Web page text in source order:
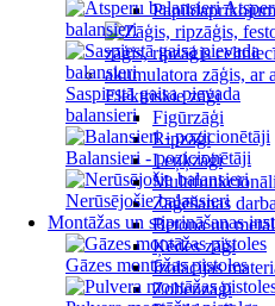
balansieri
Saspiestā gaisa pievada
balansieri
Balansieri - pozicionētāji
Nerūsējošie balansieri
Montāžas un stiprināšanas
Gāzes montāžas pistoles
Elektriskie zāģi
Figūrzāģi
Ripzāģi
Leņķzāģi
Zāģēšanas
Betona un
Ķēdes zāģi
Izolācijas
Zobenzāģi